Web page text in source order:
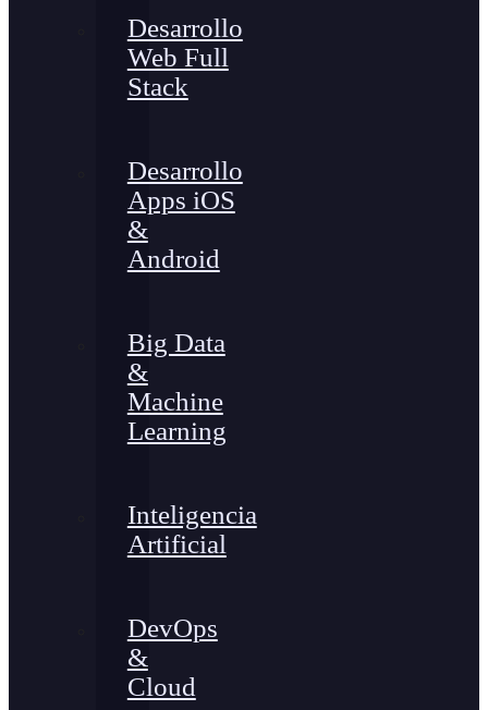
Desarrollo
Web Full
Stack
Desarrollo
Apps iOS
&
Android
Big Data
&
Machine
Learning
Inteligencia
Artificial
DevOps
&
Cloud